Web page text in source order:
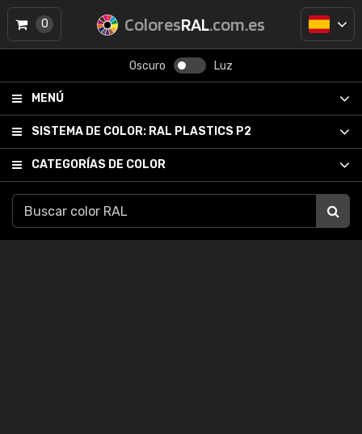
ColoresRAL.com.es
Oscuro Luz
MENÚ
SISTEMA DE COLOR: RAL PLASTICS P2
CATEGORÍAS DE COLOR
0